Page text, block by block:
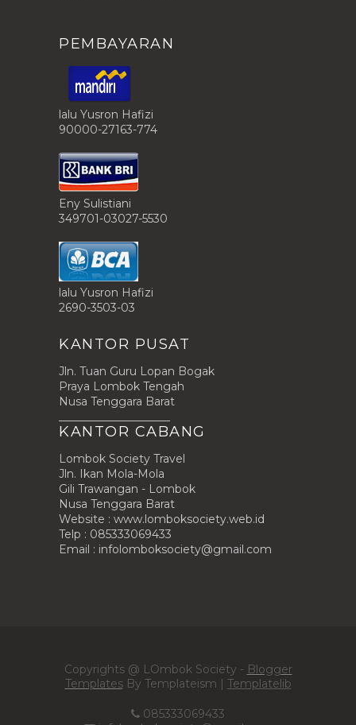
PEMBAYARAN
lalu Yusron Hafizi
90000-27163-774
Eny Sulistiani
349701-03027-5530
lalu Yusron Hafizi
2690-3503-03
KANTOR PUSAT
Jln. Tuan Guru Lopan Bogak
Praya Lombok Tengah
Nusa Tenggara Barat
KANTOR CABANG
Lombok Society Travel
Jln. Ikan Mola-Mola
Gili Trawangan - Lombok
Nusa Tenggara Barat
Website : www.lomboksociety.web.id
Telp : 085333069433
Email : infolomboksociety@gmail.com
Copyrights @ LOmbok Society - Blogger
TemplatesBy Templateism | Templatelib
085333069433